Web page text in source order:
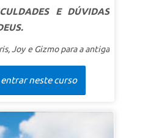
E DÚVIDAS
Joy e Gizmo para a antiga
permissão de Deus para
fortuna, família e saúde.
firmemente em Deus —
por sua
aprendem a superar as
neste curso